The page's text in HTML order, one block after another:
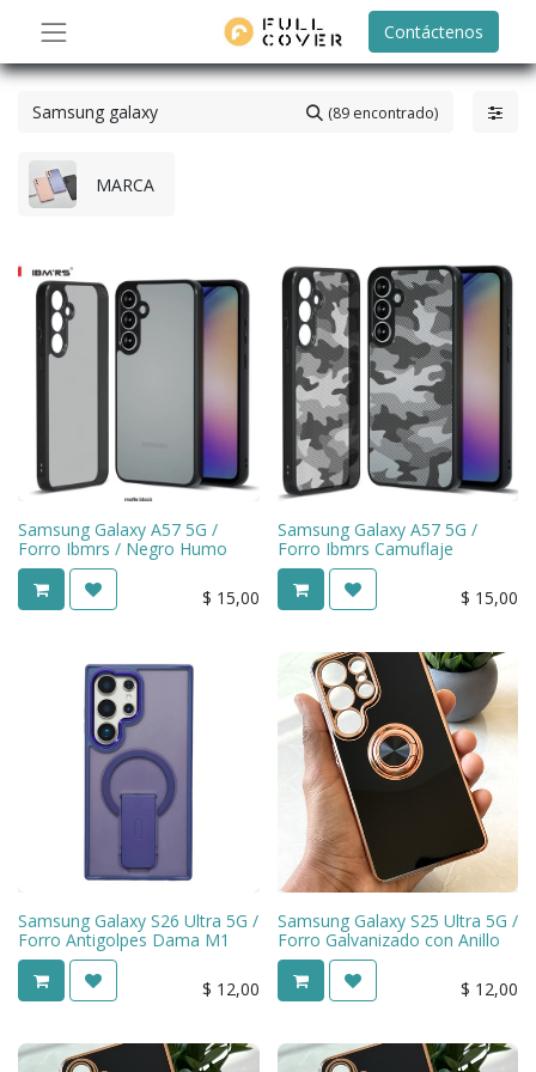
Contáctenos
(89 encontrado)
MARCA
Samsung Galaxy A57 5G /
Forro Ibmrs / Negro Humo
$ 15,00
Samsung Galaxy A57 5G /
Forro Ibmrs Camuflaje
$ 15,00
Samsung Galaxy S26 Ultra 5G /
Forro Antigolpes Dama M1
$ 12,00
Samsung Galaxy S25 Ultra 5G /
Forro Galvanizado con Anillo
$ 12,00